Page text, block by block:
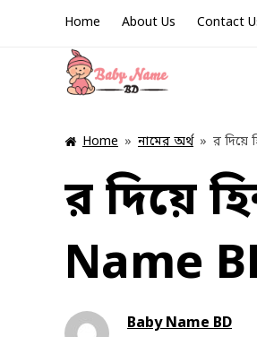
Home About Us Contact
Home » নামের অর্থ » র দিয়ে
র দিয়ে
Name
Baby Name BD